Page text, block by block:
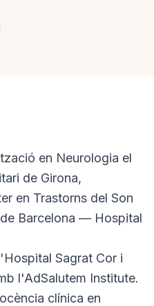
en Neurologia el
de Girona,
en Trastorns del Son
Barcelona — Hospital
Sagrat Cor i
l'AdSalutem Institute.
clínica en